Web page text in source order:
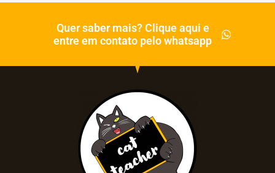
Quer saber mais? Clique aqui e
entre em contato pelo whatsapp